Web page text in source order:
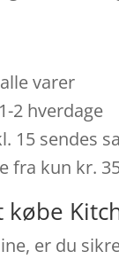
varer
2 hverdage
15 sendes
fra kun kr.
købe
er du